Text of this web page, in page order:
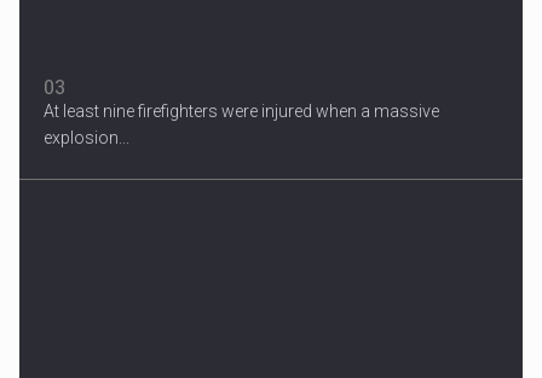
03
At least nine firefighters were injured when a massive
explosion...